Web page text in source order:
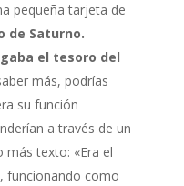
pequeña tarjeta de
de Saturno.
el tesoro del
más, podrías
su función
a través de un
texto: «Era el
funcionando como